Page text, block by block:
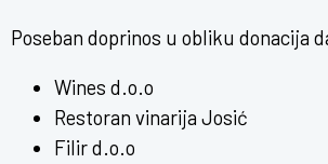
Poseban doprinos u obliku donacija
Wines d.o.o
Restoran vinarija Josić
Filir d.o.o